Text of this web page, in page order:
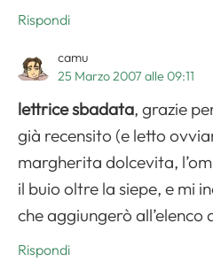
Rispondi
camu
25 Marzo 2007 alle 09:11
lettrice sbadata, grazie
già recensito (e letto
margherita dolcevita,
il buio oltre la siepe, e mi
che aggiungerò all’elenco
Rispondi